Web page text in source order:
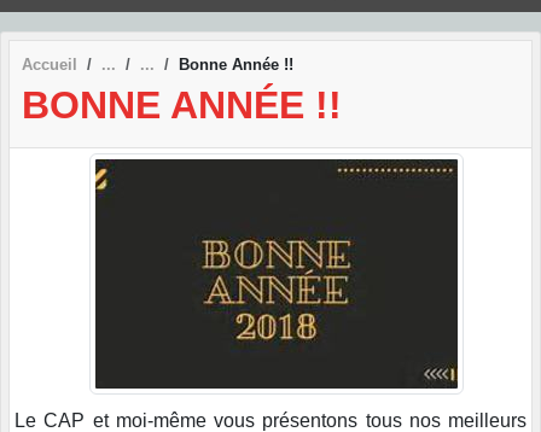
Accueil Bonne Année !!
BONNE ANNÉE !!
Le CAP et moi-même vous présentons tous nos meilleurs